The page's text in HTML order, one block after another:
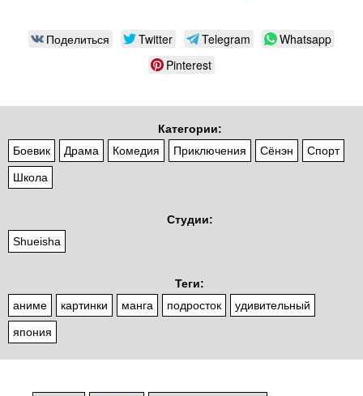
Поделиться Twitter Telegram
Whatsapp
Pinterest
Категории:
Боевик
Драма Комедия Приключения Сёнэн Спорт
Школа
Студии:
Shueisha
Теги:
аниме
картинки манга подросток удивительный
япония